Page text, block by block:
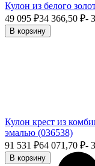
Кулон из белого
49 095 ₽34 366,50 ₽-
В корзину
Кулон крест из
эмалью (036538)
91 531 ₽64 071,70 ₽-
В корзину